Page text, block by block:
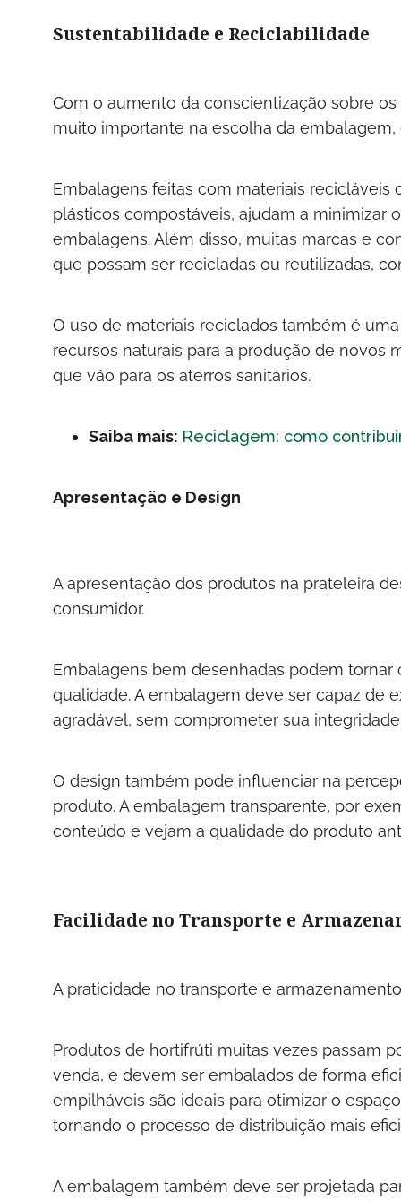
Sustentabilidade e Reciclabilidade
Com o aumento da conscientização sobre
muito importante na escolha da
Embalagens feitas com materiais
plásticos compostáveis, ajudam a minimizar
embalagens. Além disso, muitas marcas e
que possam ser recicladas ou reutilizadas,
O uso de materiais reciclados também é
recursos naturais para a produção de novos
que vão para os aterros sanitários.
Saiba mais: Reciclagem: como
Apresentação e Design
A apresentação dos produtos na prateleira
consumidor.
Embalagens bem desenhadas podem
qualidade. A embalagem deve ser capaz de
agradável, sem comprometer sua
O design também pode influenciar na
produto. A embalagem transparente, por
conteúdo e vejam a qualidade do produto
Facilidade no Transporte e
A praticidade no transporte e
Produtos de hortifrúti muitas vezes passam
venda, e devem ser embalados de forma
empilháveis são ideais para otimizar o
tornando o processo de distribuição mais
A embalagem também deve ser projetada